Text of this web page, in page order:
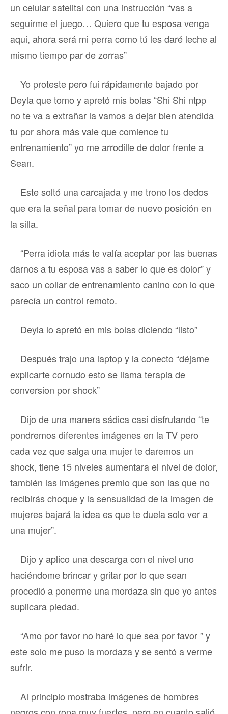
un celular satelital con una instrucción “vas a
seguirme el juego… Quiero que tu esposa venga
aqui, ahora será mi perra como tú les daré leche al
mismo tiempo par de zorras”
Yo proteste pero fui rápidamente bajado por
Deyla que tomo y apretó mis bolas “Shi Shi ntpp
no te va a extrañar la vamos a dejar bien atendida
tu por ahora más vale que comience tu
entrenamiento” yo me arrodille de dolor frente a
Sean.
Este soltó una carcajada y me trono los dedos
que era la señal para tomar de nuevo posición en
la silla.
“Perra idiota más te valía aceptar por las buenas
darnos a tu esposa vas a saber lo que es dolor” y
saco un collar de entrenamiento canino con lo que
parecía un control remoto.
Deyla lo apretó en mis bolas diciendo “listo”
Después trajo una laptop y la conecto “déjame
explicarte cornudo esto se llama terapia de
conversion por shock”
Dijo de una manera sádica casi disfrutando “te
pondremos diferentes imágenes en la TV pero
cada vez que salga una mujer te daremos un
shock, tiene 15 niveles aumentara el nivel de dolor,
también las imágenes premio que son las que no
recibirás choque y la sensualidad de la imagen de
mujeres bajará la idea es que te duela solo ver a
una mujer”.
Dijo y aplico una descarga con el nivel uno
haciéndome brincar y gritar por lo que sean
procedió a ponerme una mordaza sin que yo antes
suplicara piedad.
“Amo por favor no haré lo que sea por favor ” y
este solo me puso la mordaza y se sentó a verme
sufrir.
Al principio mostraba imágenes de hombres